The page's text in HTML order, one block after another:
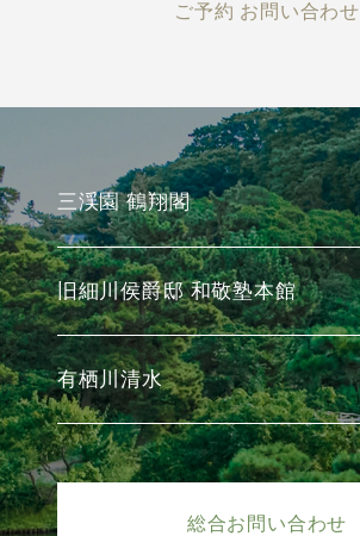
ご予約 お問い合わせ
三渓園 鶴翔閣
旧細川侯爵邸 和敬塾本館
有栖川清水
総合お問い合わせ